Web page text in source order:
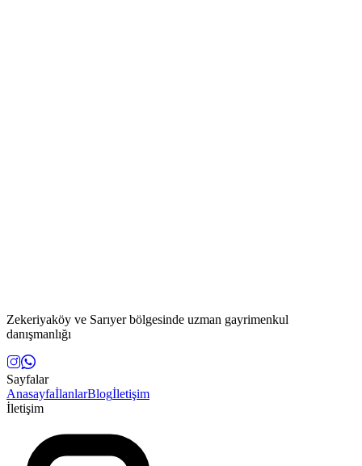
Zekeriyaköy ve Sarıyer bölgesinde uzman gayrimenkul
danışmanlığı
Sayfalar
AnasayfaİlanlarBlogİletişim
İletişim